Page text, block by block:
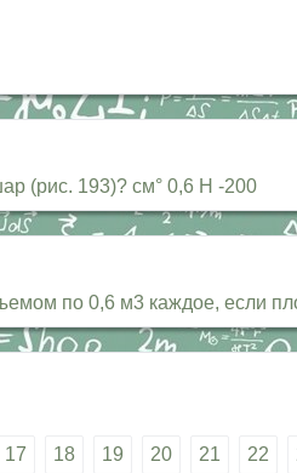
(рис. 193)? см° 0,6 Н -200
по 0,6 м3 каждое, если
17 18 19 20 21 22